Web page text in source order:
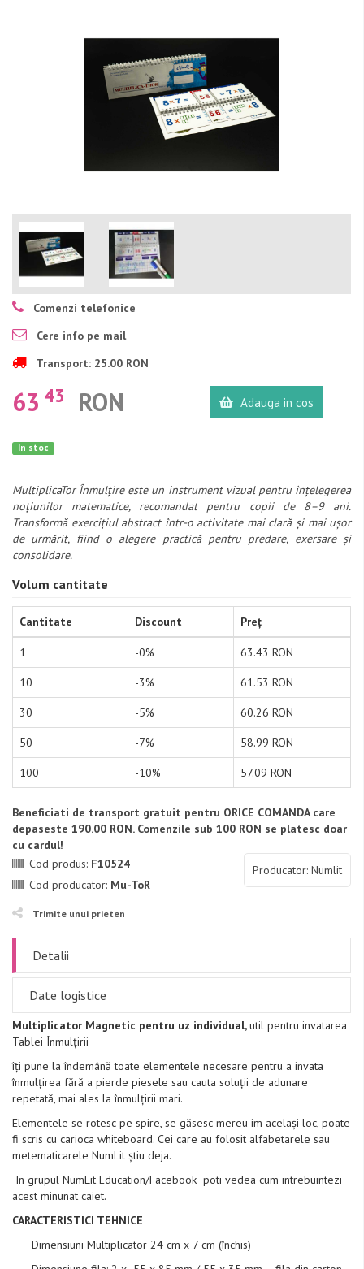
Comenzi telefonice
Cere info pe mail
Transport: 25.00 RON
63 43 RON Adauga in cos
In stoc
MultiplicaTor Înmulțire este un instrument vizual pentru înțelegerea
noțiunilor matematice, recomandat pentru copii de 8–9 ani.
Transformă exercițiul abstract într-o activitate mai clară și mai ușor
de urmărit, fiind o alegere practică pentru predare, exersare și
consolidare.
Volum cantitate
Cantitate Discount Preț
1 -0% 63.43 RON
10 -3% 61.53 RON
30 -5% 60.26 RON
50 -7% 58.99 RON
100 -10% 57.09 RON
Beneficiati de transport gratuit pentru ORICE COMANDA care
depaseste 190.00 RON. Comenzile sub 100 RON se platesc doar
cu cardul!
Producator: Numlit
Cod produs: F10524
Cod producator: Mu-ToR
Trimite unui prieten
Detalii
Date logistice
Multiplicator Magnetic pentru uz individual,util pentru invatarea
Tablei Înmulțirii
îți pune la îndemână toate elementele necesare pentru a invata
înmulțirea fără a pierde piesele sau cauta soluții de adunare
repetată, mai ales la înmulțirii mari.
Elementele se rotesc pe spire, se găsesc mereu im același loc, poate
fi scris cu carioca whiteboard. Cei care au folosit alfabetarele sau
metematicarele NumLit știu deja.
In grupul NumLit Education/Facebook poti vedea cum intrebuintezi
acest minunat caiet.
CARACTERISTICI TEHNICE
Dimensiuni Multiplicator 24 cm x 7 cm (închis)